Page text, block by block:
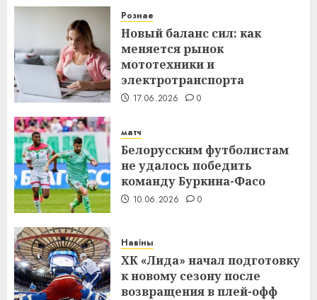
Рознае
Новый баланс сил: как
меняется рынок
мототехники и
электротранспорта
17.06.2026 0
матч
Белорусским футболистам
не удалось победить
команду Буркина-Фасо
10.06.2026 0
Навіны
ХК «Лида» начал подготовку
к новому сезону после
возвращения в плей-офф